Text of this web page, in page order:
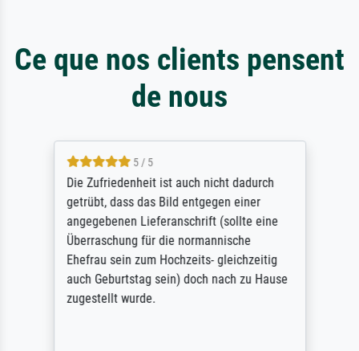
Ce que nos clients pensent
de nous
5 / 5
Die Zufriedenheit ist auch nicht dadurch
getrübt, dass das Bild entgegen einer
angegebenen Lieferanschrift (sollte eine
Überraschung für die normannische
Ehefrau sein zum Hochzeits- gleichzeitig
auch Geburtstag sein) doch nach zu Hause
zugestellt wurde.